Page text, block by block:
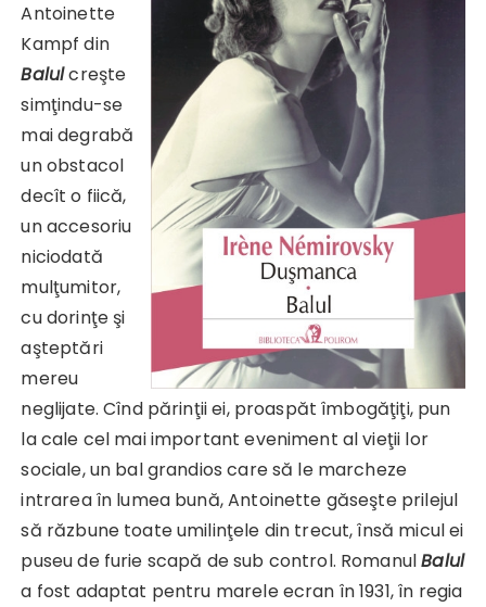
Antoinette
Kampf din
Balulcreşte
simţindu-se
mai degrabă
un obstacol
decît o fiică,
un accesoriu
niciodată
mulţumitor,
cu dorinţe şi
aşteptări
mereu
neglijate. Cînd părinţii ei, proaspăt îmbogăţiţi, pun
la cale cel mai important eveniment al vieţii lor
sociale, un bal grandios care să le marcheze
intrarea în lumea bună, Antoinette găseşte prilejul
să răzbune toate umilinţele din trecut, însă micul ei
puseu de furie scapă de sub control. RomanulBalul
a fost adaptat pentru marele ecran în 1931, în regia